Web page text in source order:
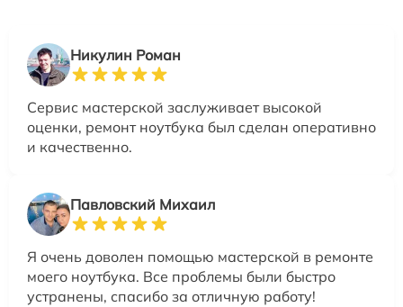
Никулин Роман
Сервис мастерской заслуживает высокой
оценки, ремонт ноутбука был сделан оперативно
и качественно.
Павловский Михаил
Я очень доволен помощью мастерской в ремонте
моего ноутбука. Все проблемы были быстро
устранены, спасибо за отличную работу!